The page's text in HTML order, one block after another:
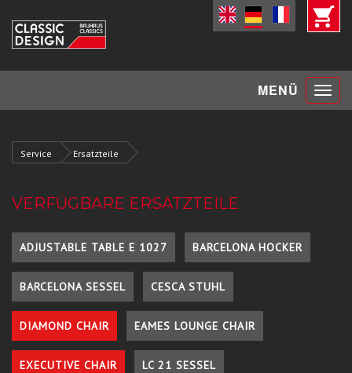
MENÜ Toggle
Service Ersatzteile
VERFÜGBARE ERSATZTEILE
ADJUSTABLE TABLE E 1027 BARCELONA HOCKER
BARCELONA SESSEL CESCA STUHL
DIAMOND CHAIR EAMES LOUNGE CHAIR
EXECUTIVE CHAIR LC 21 SESSEL